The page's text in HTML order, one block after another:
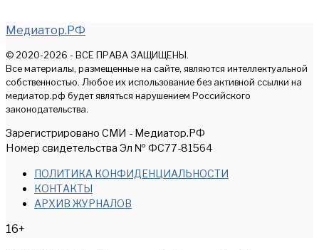
Медиатор.РФ
© 2020-2026 - ВСЕ ПРАВА ЗАЩИЩЕНЫ.
Все материалы, размещенные на сайте, являются интеллектуальной
собственностью. Любое их использование без активной ссылки на
медиатор.рф будет являться нарушением Российского
законодательства.
Зарегистрировано СМИ - Медиатор.РФ
Номер свидетельства Эл № ФС77-81564
ПОЛИТИКА КОНФИДЕНЦИАЛЬНОСТИ
КОНТАКТЫ
АРХИВ ЖУРНАЛОВ
16+